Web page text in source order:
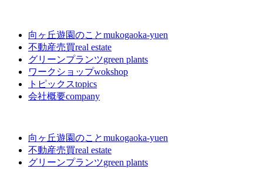
向ヶ丘遊園のことmukogaoka-yuen
不動産売買real estate
グリーンプランツgreen plants
ワークショップwokshop
トピックスtopics
会社概要company
向ヶ丘遊園のことmukogaoka-yuen
不動産売買real estate
グリーンプランツgreen plants